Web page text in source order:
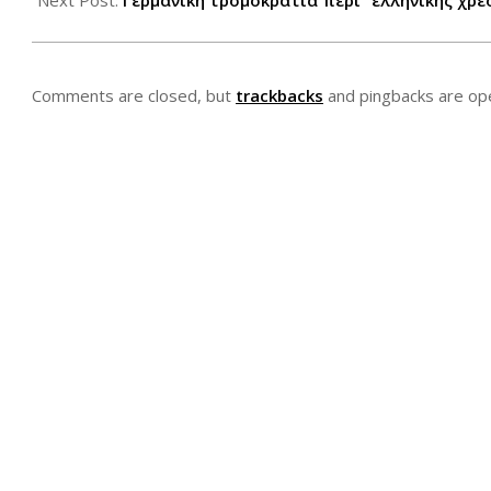
Comments are closed, but trackbacks and pingbacks are